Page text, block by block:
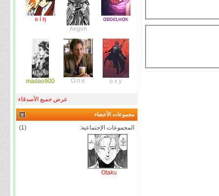
αвɒєʟнαĸ
Aegon
ɢ ί η
o x y
O.n.e
madao900
عرض جميع الأصدقاء
مجموعات الأعضاء
(1) المجموعات الإجتماعية:
Otaku